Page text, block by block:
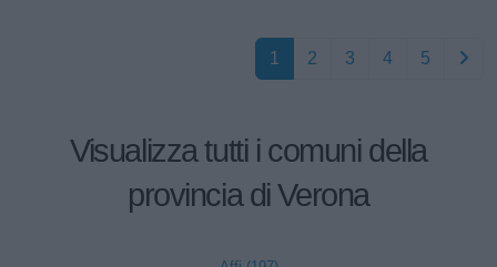
1 2 3 4 5
Visualizza tutti i comuni della
provincia di Verona